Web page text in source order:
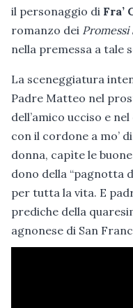
il personaggio di Fra’
romanzo dei Promessi
nella premessa a tale
La sceneggiatura
Padre Matteo nel
dell’amico ucciso e
con il cordone a mo’
donna, capìte le
dono della “pagnotta
per tutta la vita. E
prediche della
agnonese di San